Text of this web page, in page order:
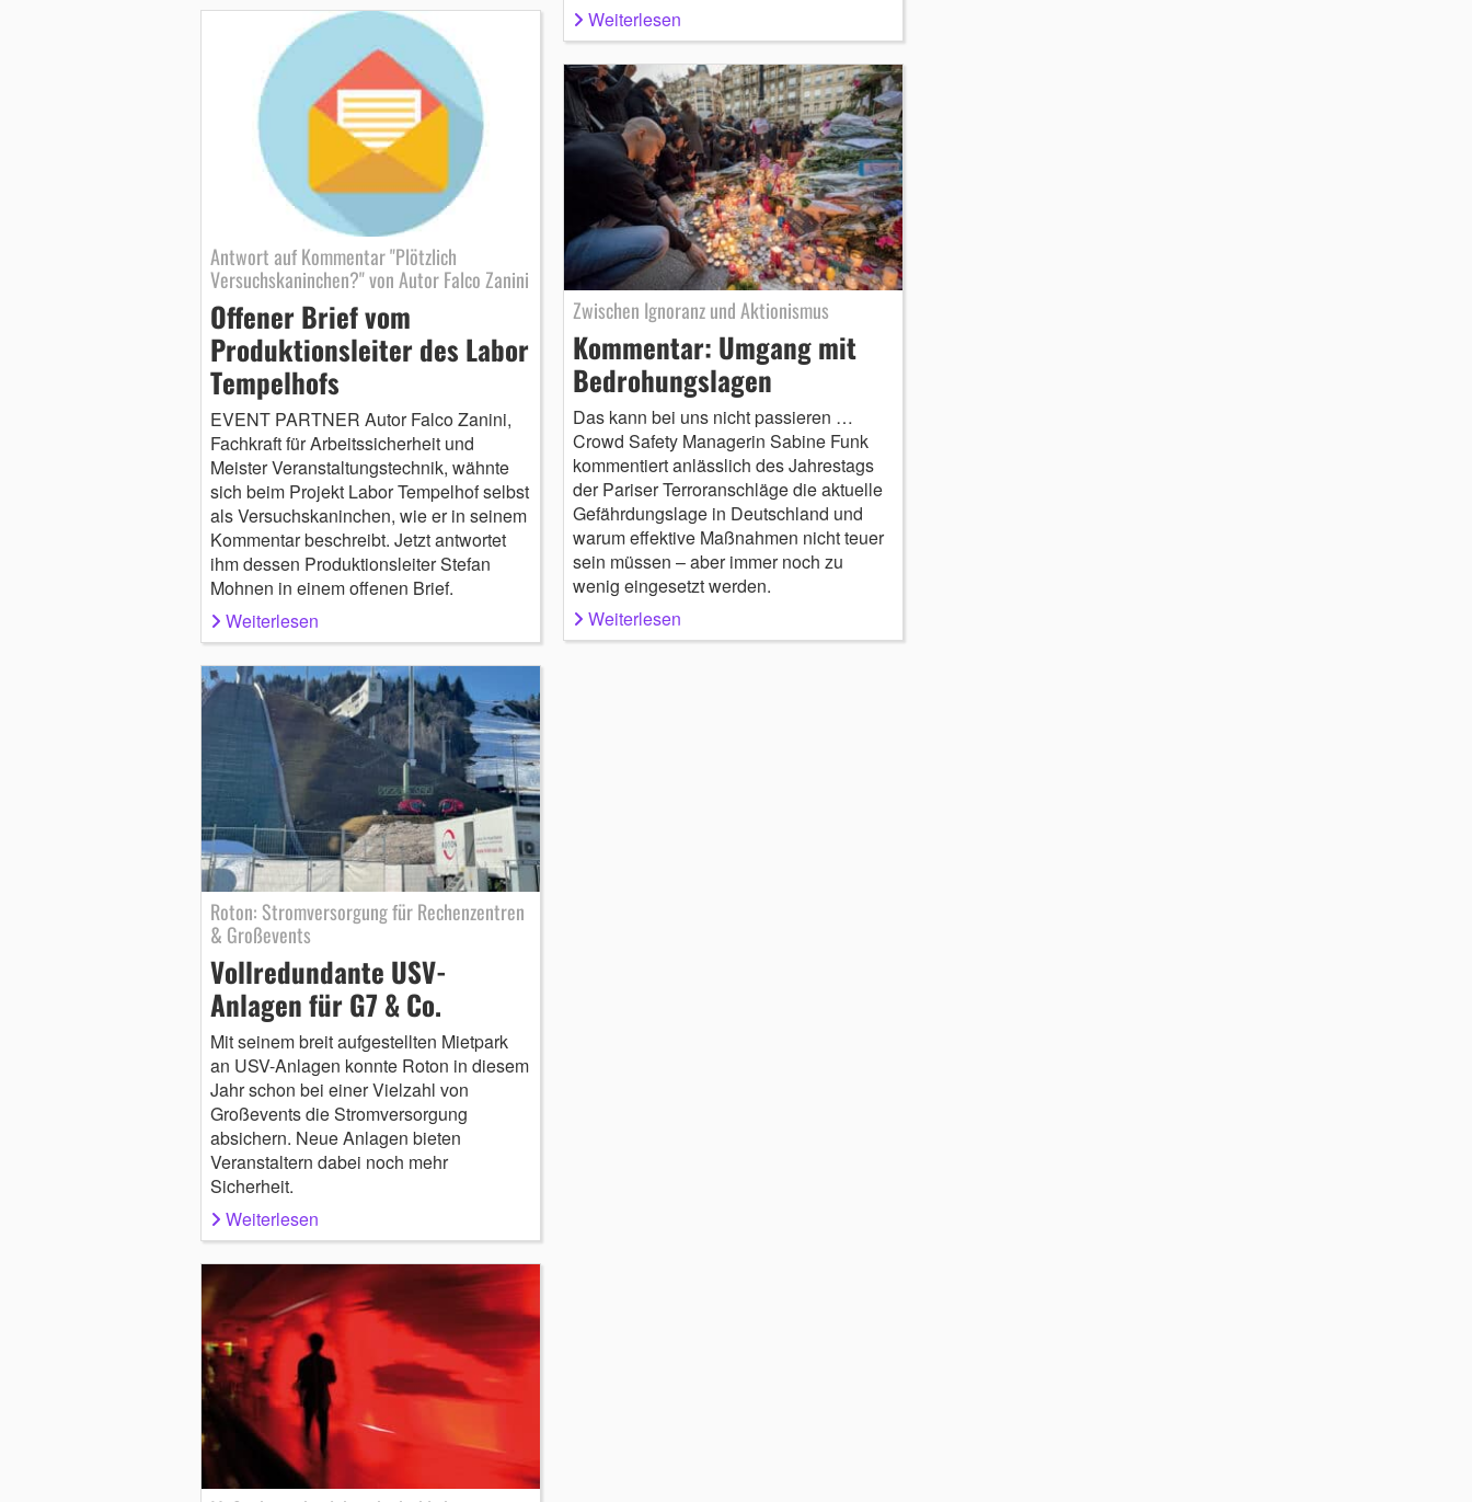
Antwort auf Kommentar "Plötzlich
Versuchskaninchen?" von Autor Falco Zanini
Offener Brief vom
Produktionsleiter des Labor
Tempelhofs
EVENT PARTNER Autor Falco Zanini,
Fachkraft für Arbeitssicherheit und
Meister Veranstaltungstechnik, wähnte
sich beim Projekt Labor Tempelhof selbst
als Versuchskaninchen, wie er in seinem
Kommentar beschreibt. Jetzt antwortet
ihm dessen Produktionsleiter Stefan
Mohnen in einem offenen Brief.
Weiterlesen
Weiterlesen
Roton: Stromversorgung für Rechenzentren
& Großevents
Vollredundante USV-
Anlagen für G7 & Co.
Mit seinem breit aufgestellten Mietpark
an USV-Anlagen konnte Roton in diesem
Jahr schon bei einer Vielzahl von
Großevents die Stromversorgung
absichern. Neue Anlagen bieten
Veranstaltern dabei noch mehr
Sicherheit.
Weiterlesen
Zwischen Ignoranz und Aktionismus
Kommentar: Umgang mit
Bedrohungslagen
Das kann bei uns nicht passieren …
Crowd Safety Managerin Sabine Funk
kommentiert anlässlich des Jahrestags
der Pariser Terroranschläge die aktuelle
Gefährdungslage in Deutschland und
warum effektive Maßnahmen nicht teuer
sein müssen – aber immer noch zu
wenig eingesetzt werden.
Weiterlesen